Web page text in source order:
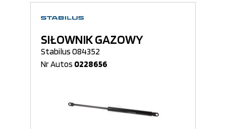
SIŁOWNIK GAZOWY
Stabilus 084352
Nr Autos 0228656